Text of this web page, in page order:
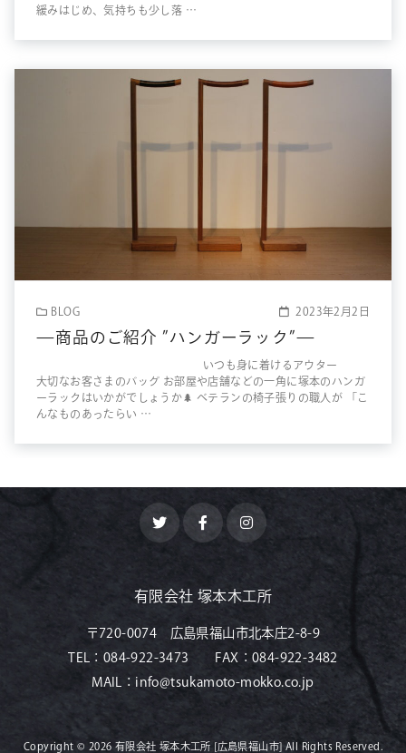
緩みはじめ、気持ちも少し落 …
BLOG 2023年2月2日
—商品のご紹介 ”ハンガーラック”—
いつも身に着けるアウター
大切なお客さまのバッグ お部屋や店舗などの一角に塚本のハンガ
ーラックはいかがでしょうか🌲 ベテランの椅子張りの職人が 「こ
んなものあったらい …
有限会社 塚本木工所
〒720-0074 広島県福山市北本庄2-8-9
TEL： 084-922-3473 FAX： 084-922-3482
MAIL： info@tsukamoto-mokko.co.jp
Copyright © 2026 有限会社 塚本木工所 [広島県福山市] All Rights Reserved.